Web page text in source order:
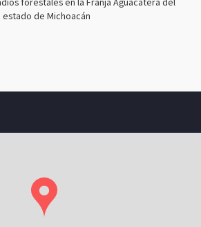
estado de Michoacán